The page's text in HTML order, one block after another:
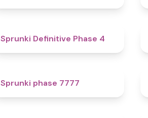
Sprunki Definitive Phase 4
Sprunki phase 7777